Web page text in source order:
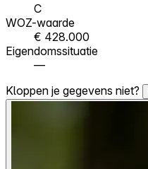
C
WOZ-waarde
€ 428.000
Eigendomssituatie
—
Kloppen je gegevens niet?